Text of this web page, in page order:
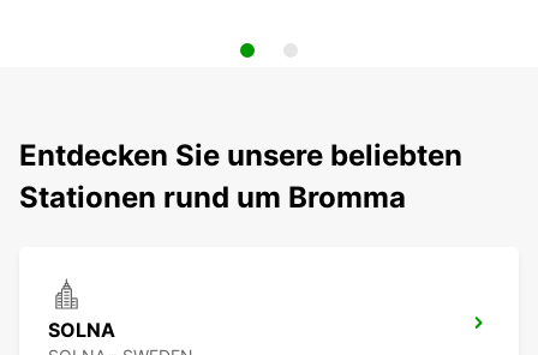
Entdecken Sie unsere beliebten
Stationen rund um Bromma
SOLNA